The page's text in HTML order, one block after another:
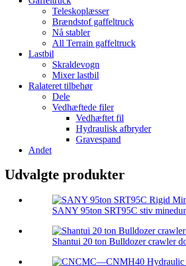
Teleskoplæsser
Brændstof gaffeltruck
Nå stabler
All Terrain gaffeltruck
Lastbil
Skraldevogn
Mixer lastbil
Ralateret tilbehør
Dele
Vedhæftede filer
Vedhæftet fil
Hydraulisk afbryder
Gravespand
Andet
Udvalgte produkter
SANY 95ton SRT95C stiv
Shantui 20 ton Bulldozer crawler